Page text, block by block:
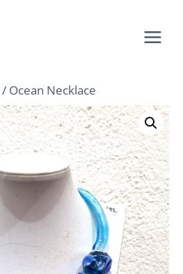
/ Ocean Necklace